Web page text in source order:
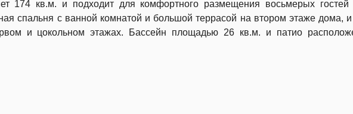
174 кв.м. и подходит для комфортного размещения восьмерых
спальня с ванной комнатой и большой террасой на втором этаже дома,
и цокольном этажах. Бассейн площадью 26 кв.м. и патио